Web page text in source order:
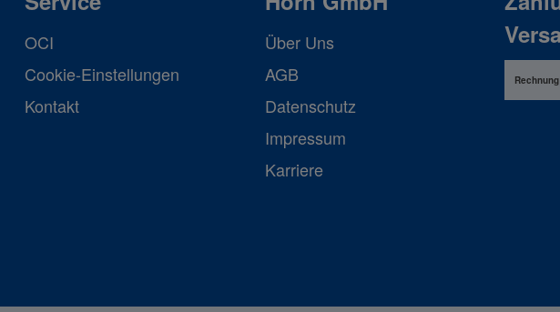
OCI
Cookie-Einstellungen
Kontakt
Über Uns
AGB
Datenschutz
Impressum
Karriere
Rechnung